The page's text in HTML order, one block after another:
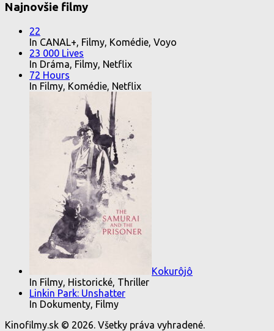
Najnovšie filmy
22
In CANAL+, Filmy, Komédie, Voyo
23 000 Lives
In Dráma, Filmy, Netflix
72 Hours
In Filmy, Komédie, Netflix
Kokurôjô
In Filmy, Historické, Thriller
Linkin Park: Unshatter
In Dokumenty, Filmy
Kinofilmy.sk © 2026. Všetky práva vyhradené.